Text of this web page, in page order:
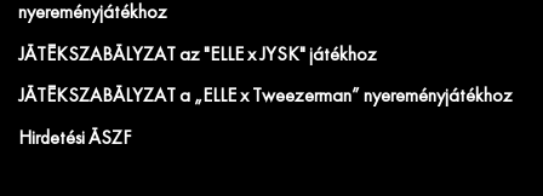
nyereményjátékhoz
JÁTÉKSZABÁLYZAT az "ELLE x JYSK" játékhoz
JÁTÉKSZABÁLYZAT a „ELLE x Tweezerman” nyereményjátékhoz
Hirdetési ÁSZF